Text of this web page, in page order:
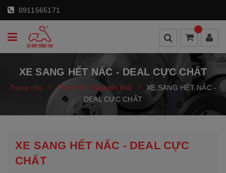
0911565171
XE SANG HẾT NẤC - DEAL CỰC CHẤT
Trang chủ Thông Tin Khuyến Mãi
XE SANG HẾT NẤC -
DEAL CỰC CHẤT
XE SANG HẾT NẤC - DEAL CỰC
CHẤT